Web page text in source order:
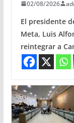
02/08/2026
El presidente
Meta, Luis
reintegrar a